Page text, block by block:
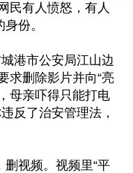
民有人愤怒，有人
份。
港市公安局江山边
求删除影片并向“亮
母亲吓得只能打电
反了治安管理法，
删视频。视频里“平